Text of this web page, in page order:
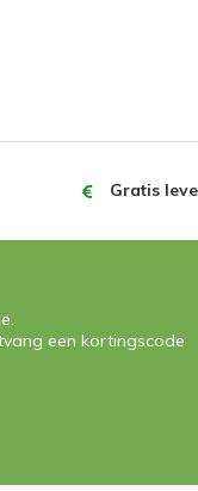
Gratis
een kortingscode